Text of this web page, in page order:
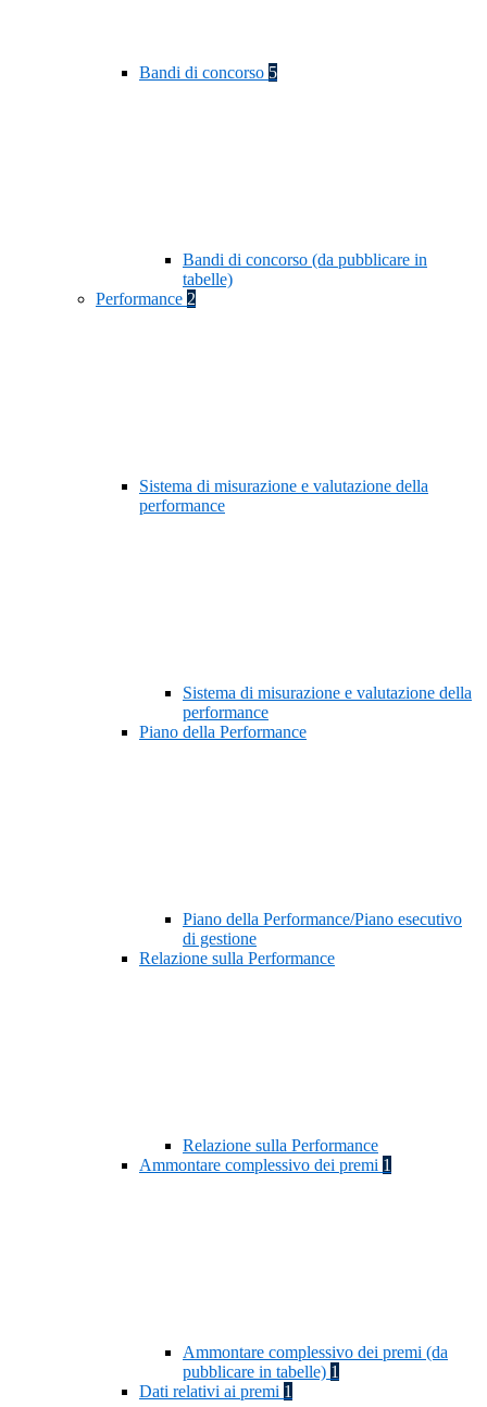
Bandi di concorso 5
Bandi di concorso (da pubblicare in
tabelle)
Performance 2
Sistema di misurazione e valutazione della
performance
Sistema di misurazione e valutazione della
performance
Piano della Performance
Piano della Performance/Piano esecutivo
di gestione
Relazione sulla Performance
Relazione sulla Performance
Ammontare complessivo dei premi 1
Ammontare complessivo dei premi (da
pubblicare in tabelle) 1
Dati relativi ai premi 1